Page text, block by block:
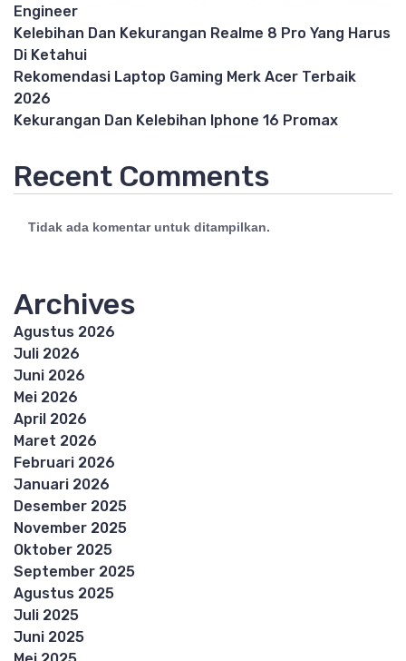
Engineer
Kelebihan Dan Kekurangan Realme 8 Pro Yang Harus
Di Ketahui
Rekomendasi Laptop Gaming Merk Acer Terbaik
2026
Kekurangan Dan Kelebihan Iphone 16 Promax
Recent Comments
Tidak ada komentar untuk ditampilkan.
Archives
Agustus 2026
Juli 2026
Juni 2026
Mei 2026
April 2026
Maret 2026
Februari 2026
Januari 2026
Desember 2025
November 2025
Oktober 2025
September 2025
Agustus 2025
Juli 2025
Juni 2025